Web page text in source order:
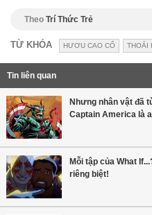
Theo Trí Thức Trẻ
TỪ KHÓA HƯƠU CAO CỔ THOÁI
Tin liên quan
Nhưng nhân vật đã
Captain America là
Mỗi tập của What
riêng biệt!